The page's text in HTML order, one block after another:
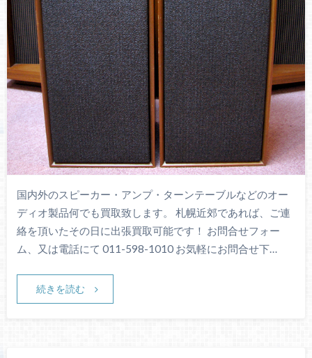
国内外のスピーカー・アンプ・ターンテーブルなどのオー
ディオ製品何でも買取致します。 札幌近郊であれば、ご連
絡を頂いたその日に出張買取可能です！ お問合せフォー
ム、又は電話にて 011-598-1010 お気軽にお問合せ下…
続きを読む